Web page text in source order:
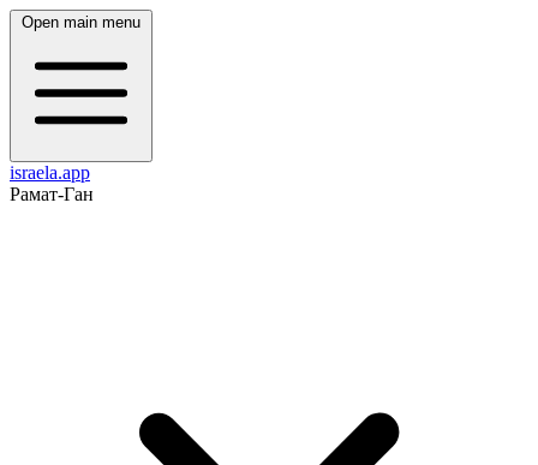
Open main menu
israela.app
Рамат-Ган